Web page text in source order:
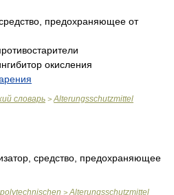
предохраняющее от
окисления
словарь > Alterungsschutzmittel
средство, предохраняющее
> Alterungsschutzmittel